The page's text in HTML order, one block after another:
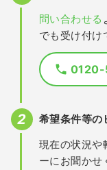
問い合わせる
でも受け付け
希望条件等の
現在の状況や
ーにお聞かせ